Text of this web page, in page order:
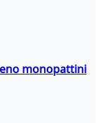
monopattini